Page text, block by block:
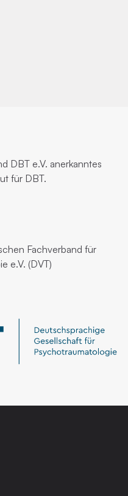
DBT e.V. anerkanntes
für DBT.
Fachverband für
e.V. (DVT)